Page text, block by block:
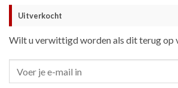
Uitverkocht
Wilt u verwittigd worden als dit terug op